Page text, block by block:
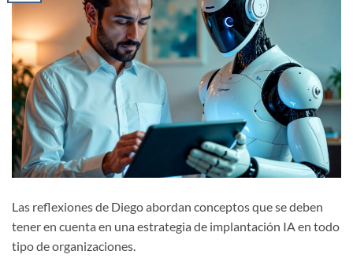
Las reflexiones de Diego abordan conceptos que se deben
tener en cuenta en una estrategia de implantación IA en todo
tipo de organizaciones.